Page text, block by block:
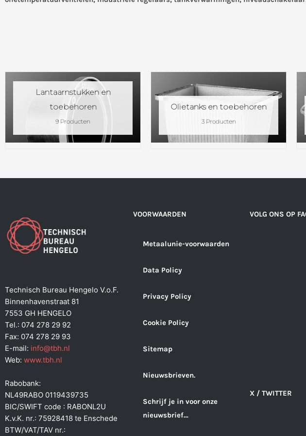
Lantaarnstukken en
toebehoren
9 Producten
Olietanks en toebehoren
3 Producten
Technisch Bureau Hengelo V.o.F.
Binnenhavenstraat 81
7553 GH HENGELO
Tel.: 074 278 29 92
Fax: 074 278 29 93
E-mail: info@tbh.nl
Web: www.tbh.nl
Rabobank:
NL49RABO 0119439735
BIC/SWIFT code : RABONL2U
K.v.K. nr.: 75928418 te Enschede
BTW/VAT/TAV nr.:
VOORWAARDEN
Metaalunie-voorwaarden
Data Policy
Privacy Policy
Cookie Policy
Sitemap
Nieuwsbrieven.
Schrijf je in voor onze
nieuwsbrief…
VOLG ONS OP
X / TWITTER